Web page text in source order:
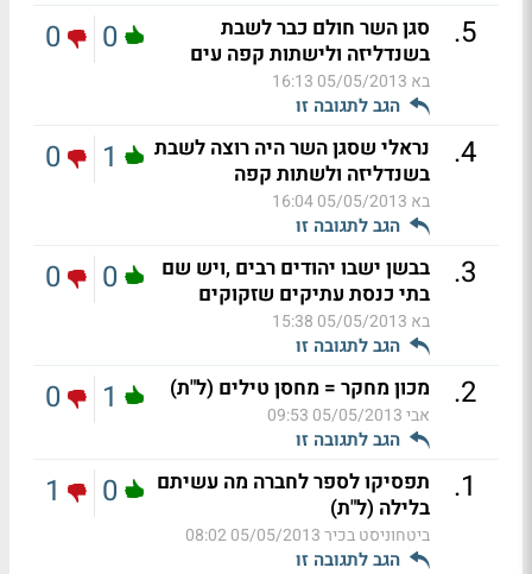
5
.
סגן השר חולם כבר לשבת
בשנדליזה ולישתות קפה עים
בא 05/05/2013 16:13
הגב לתגובה זו
0
0
4
.
נראלי שסגן השר היה רוצה לשבת
בשנדליזה ולשתות קפה
בא 05/05/2013 16:04
הגב לתגובה זו
1
0
3
.
בבשן ישבו יהודים רבים ,ויש שם
בתי כנסת עתיקים שזקוקים
בא 05/05/2013 15:38
הגב לתגובה זו
0
0
2
. מכון מחקר = מחסן טילים (ל"ת)
אבי05/05/2013 09:53
הגב לתגובה זו
1
0
1
.
תפסיקו לספר לחברה מה עשיתם
בלילה (ל"ת)
ביטחוניסט בכיר05/05/2013 08:02
הגב לתגובה זו
0
1